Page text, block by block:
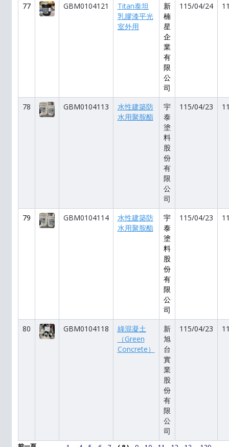
77 GBM0104121
Titan泰坦
乳膠漆平光
室外用
新
楠
星
企
業
有
限
公
司
115/04/24
78 GBM0104113
水性建築防
水用聚胺酯
宇
泰
塗
料
股
份
有
限
公
司
115/04/23
79 GBM0104114
水性建築防
水用聚胺酯
宇
泰
塗
料
股
份
有
限
公
司
115/04/23
80 GBM0104118
綠混凝土
（Green
Concrete）
新
旭
台
實
業
股
份
有
限
公
司
115/04/23